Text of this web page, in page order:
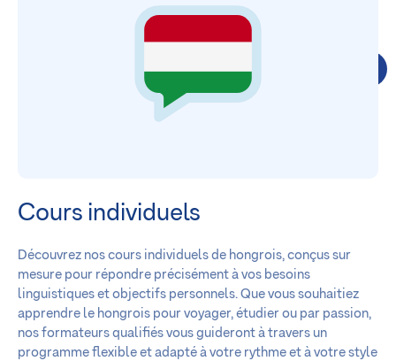
Cours individuels
Découvrez nos cours individuels de hongrois, conçus sur
mesure pour répondre précisément à vos besoins
linguistiques et objectifs personnels. Que vous souhaitiez
apprendre le hongrois pour voyager, étudier ou par passion,
nos formateurs qualifiés vous guideront à travers un
programme flexible et adapté à votre rythme et à votre style